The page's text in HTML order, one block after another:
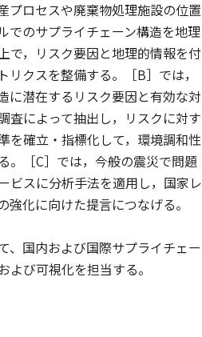
プロセスや廃棄物処理施設の位置
でのサプライチェーン構造を地理
で，リスク要因と地理的情報を付
クスを整備する。［B］では，
に潜在するリスク要因と有効な対
査によって抽出し，リスクに対す
を確立・指標化して，環境調和性
。［C］では，今般の震災で問題
ビスに分析手法を適用し，国家レ
化に向けた提言につなげる。
、国内および国際サプライチェー
よび可視化を担当する。